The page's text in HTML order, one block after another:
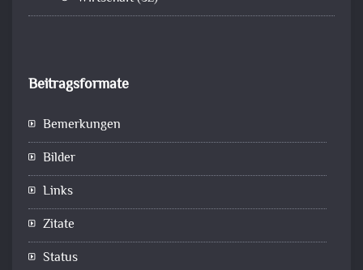
Beitragsformate
Bemerkungen
Bilder
Links
Zitate
Status